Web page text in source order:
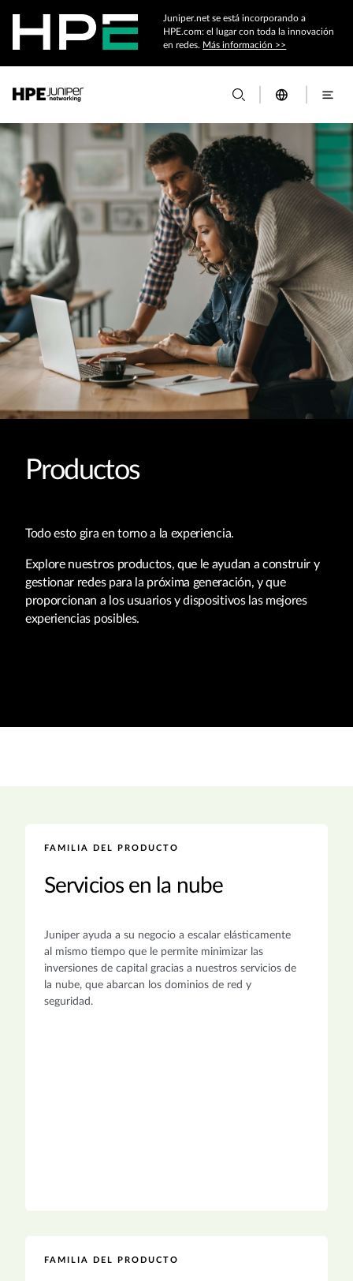
Juniper.net se está incorporando a
HPE.com: el lugar con toda la innovación
en redes. Más información >>
Productos
Todo esto gira en torno a la experiencia.
Explore nuestros productos, que le ayudan a construir y
gestionar redes para la próxima generación, y que
proporcionan a los usuarios y dispositivos las mejores
experiencias posibles.
FAMILIA DEL PRODUCTO
Servicios en la nube
Juniper ayuda a su negocio a escalar elásticamente
al mismo tiempo que le permite minimizar las
inversiones de capital gracias a nuestros servicios de
la nube, que abarcan los dominios de red y
seguridad.
FAMILIA DEL PRODUCTO